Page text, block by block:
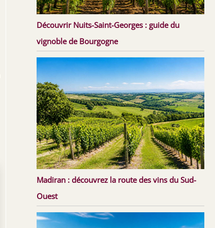
Découvrir Nuits-Saint-Georges : guide du
vignoble de Bourgogne
Madiran : découvrez la route des vins du Sud-
Ouest